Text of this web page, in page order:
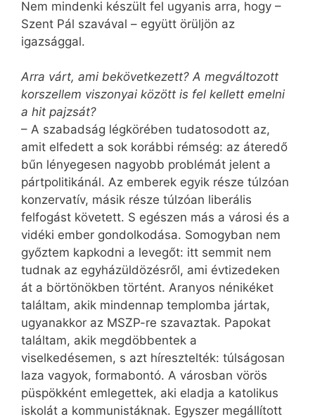
Nem mindenki készült fel ugyanis arra, hogy –
Szent Pál szavával – együtt örüljön az
igazsággal.
Arra várt, ami bekövetkezett? A megváltozott
korszellem viszonyai között is fel kellett emelni
a hit pajzsát?
– A szabadság légkörében tudatosodott az,
amit elfedett a sok korábbi rémség: az áteredő
bűn lényegesen nagyobb problémát jelent a
pártpolitikánál. Az emberek egyik része túlzóan
konzervatív, másik része túlzóan liberális
felfogást követett. S egészen más a városi és a
vidéki ember gondolkodása. Somogyban nem
győztem kapkodni a levegőt: itt semmit nem
tudnak az egyházüldözésről, ami évtizedeken
át a börtönökben történt. Aranyos nénikéket
találtam, akik mindennap templomba jártak,
ugyanakkor az MSZP-re szavaztak. Papokat
találtam, akik megdöbbentek a
viselkedésemen, s azt híresztelték: túlságosan
laza vagyok, formabontó. A városban vörös
püspökként emlegettek, aki eladja a katolikus
iskolát a kommunistáknak. Egyszer megállított